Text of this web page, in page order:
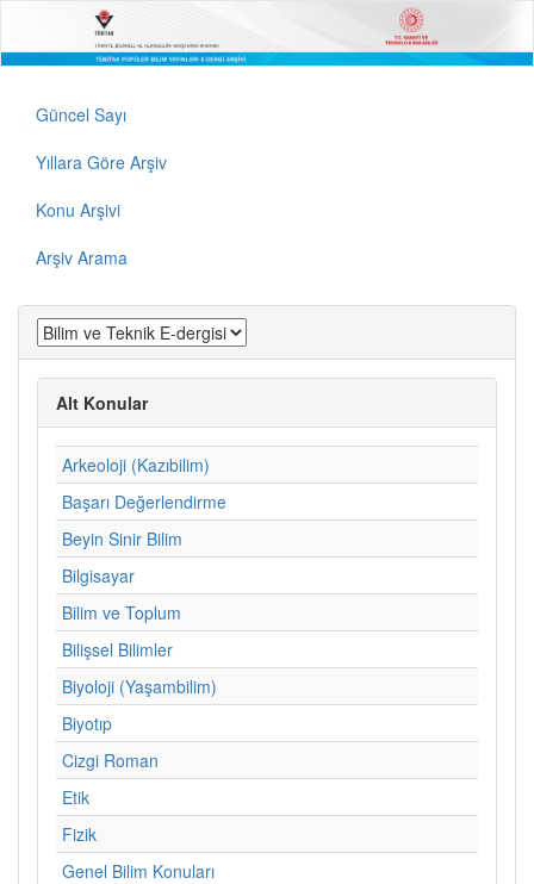
Güncel Sayı
Yıllara Göre Arşiv
Konu Arşivi
Arşiv Arama
Alt Konular
Arkeoloji (Kazıbilim)
Başarı Değerlendirme
Beyin Sinir Bilim
Bilgisayar
Bilim ve Toplum
Bilişsel Bilimler
Biyoloji (Yaşambilim)
Biyotıp
Cizgi Roman
Etik
Fizik
Genel Bilim Konuları